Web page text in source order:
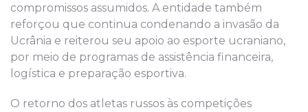
compromissos assumidos. A entidade também
reforçou que continua condenando a invasão da
Ucrânia e reiterou seu apoio ao esporte ucraniano,
por meio de programas de assistência financeira,
logística e preparação esportiva.
O retorno dos atletas russos às competições